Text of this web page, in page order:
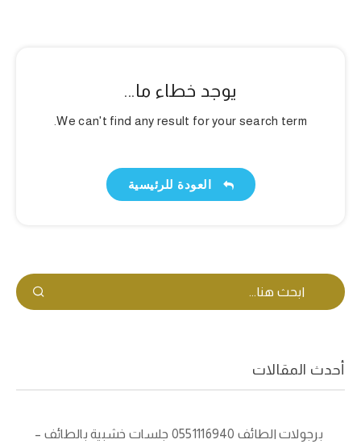
يوجد خطاء ما...
We can't find any result for your search term.
العودة للرئيسية
أحدث المقالات
برجولات الطائف 0551116940 جلسات خشبية بالطائف –